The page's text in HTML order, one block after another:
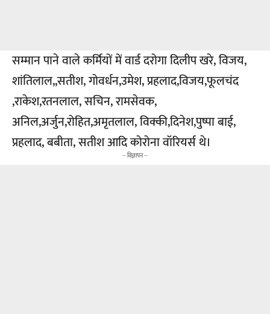
सम्मान पाने वाले कर्मियों में वार्ड दरोगा दिलीप खरे, विजय,
शांतिलाल,,सतीश, गोवर्धन,उमेश, प्रहलाद,विजय,फूलचंद
,राकेश,रतनलाल, सचिन, रामसेवक,
अनिल,अर्जुन,रोहित,अमृतलाल, विक्की,दिनेश,पुष्पा बाई,
प्रहलाद, बबीता, सतीश आदि कोरोना वॉरियर्स थे।
-- विज्ञापन --